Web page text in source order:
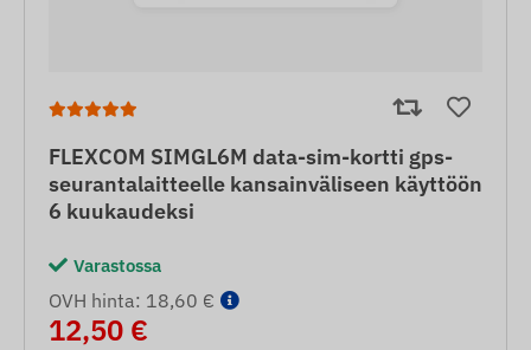
FLEXCOM SIMGL6M data-sim-kortti gps-
seurantalaitteelle kansainväliseen käyttöön
6 kuukaudeksi
Varastossa
OVH hinta: 18,60 €
12,50 €